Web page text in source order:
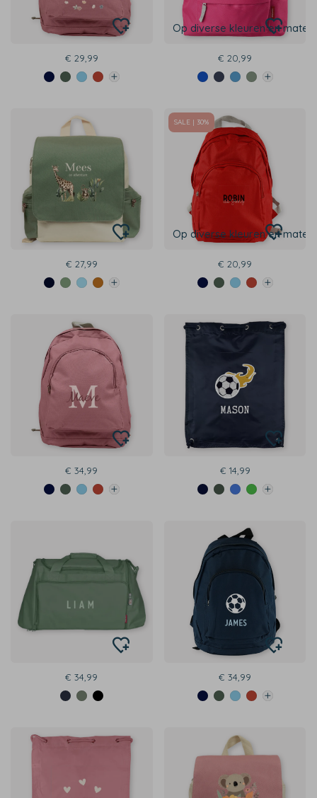
€ 29,99
Op diverse kleuren en maten
€ 20,99
€ 27,99
Op diverse kleuren en maten
SALE | 30%
€ 20,99
€ 34,99 € 14,99
€ 34,99 € 34,99